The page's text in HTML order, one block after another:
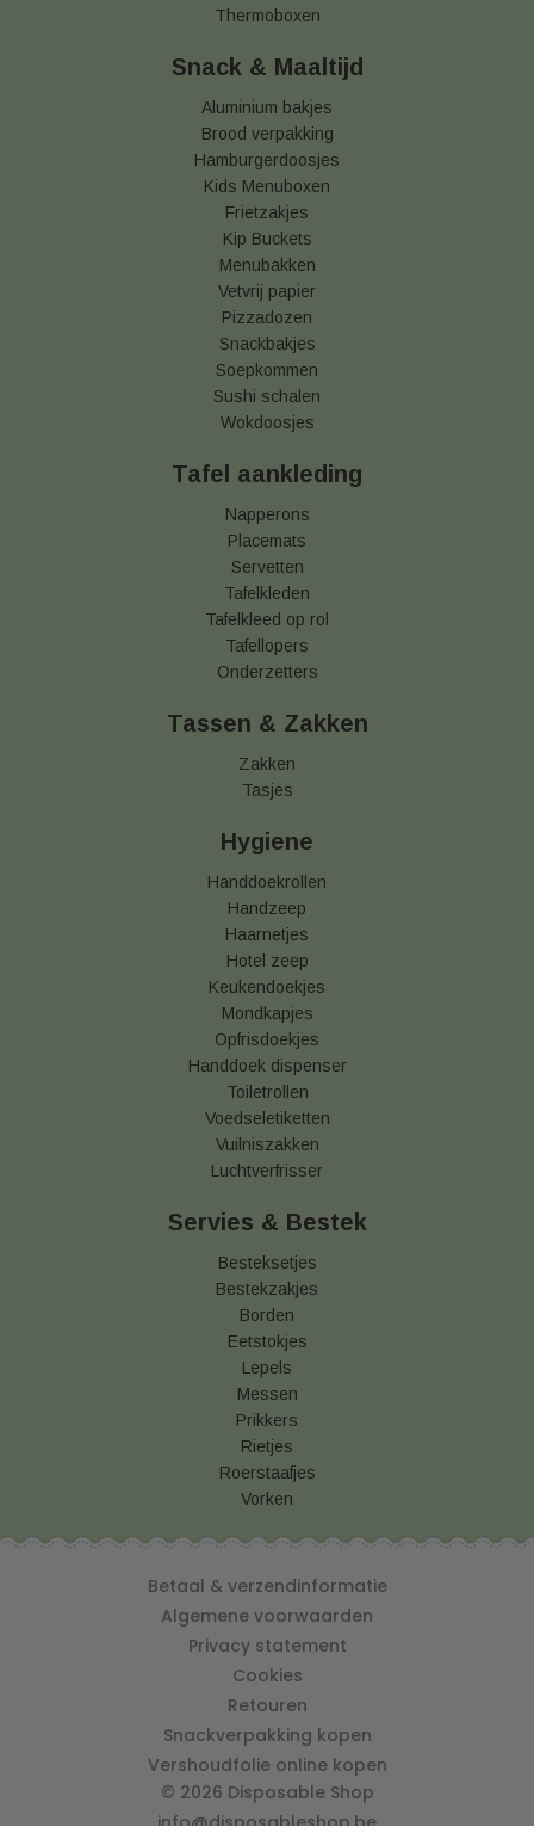
Thermoboxen
Snack & Maaltijd
Aluminium bakjes
Brood verpakking
Hamburgerdoosjes
Kids Menuboxen
Frietzakjes
Kip Buckets
Menubakken
Vetvrij papier
Pizzadozen
Snackbakjes
Soepkommen
Sushi schalen
Wokdoosjes
Tafel aankleding
Napperons
Placemats
Servetten
Tafelkleden
Tafelkleed op rol
Tafellopers
Onderzetters
Tassen & Zakken
Zakken
Tasjes
Hygiene
Handdoekrollen
Handzeep
Haarnetjes
Hotel zeep
Keukendoekjes
Mondkapjes
Opfrisdoekjes
Handdoek dispenser
Toiletrollen
Voedseletiketten
Vuilniszakken
Luchtverfrisser
Servies & Bestek
Besteksetjes
Bestekzakjes
Borden
Eetstokjes
Lepels
Messen
Prikkers
Rietjes
Roerstaafjes
Vorken
Betaal & verzendinformatie
Algemene voorwaarden
Privacy statement
Cookies
Retouren
Snackverpakking kopen
Vershoudfolie online kopen
© 2026 Disposable Shop
info@disposableshop.be